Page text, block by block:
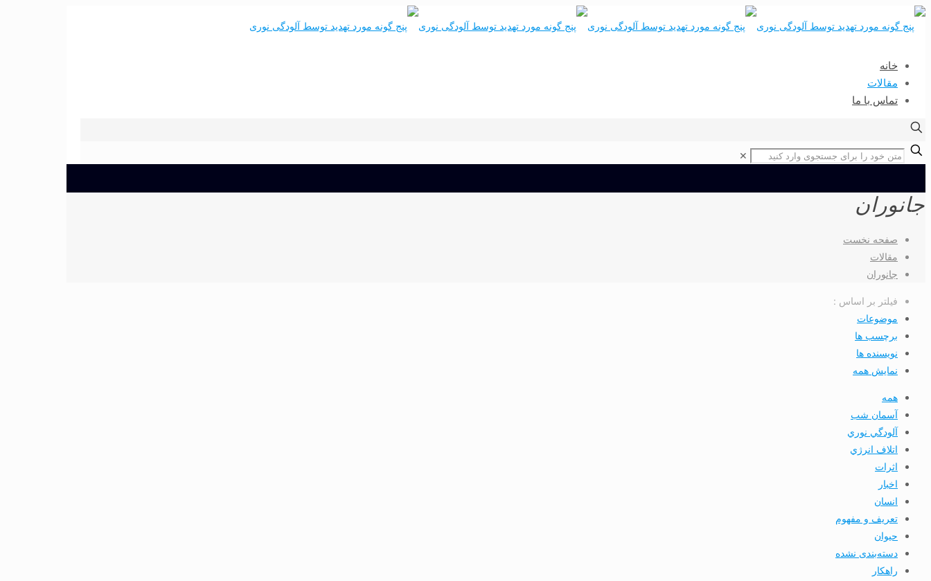
خانه
مقالات
تماس با ما
✕
جانوران
صفحه نخست
مقالات
جانوران
فیلتر بر اساس :
موضوعات
برچسب ها
نویسنده ها
نمایش همه
همه
آسمان شب
آلودگي نوري
اتلاف انرژي
اثرات
اخبار
انسان
تعريف و مفهوم
حیوان
دسته‌بندی نشده
راهکار